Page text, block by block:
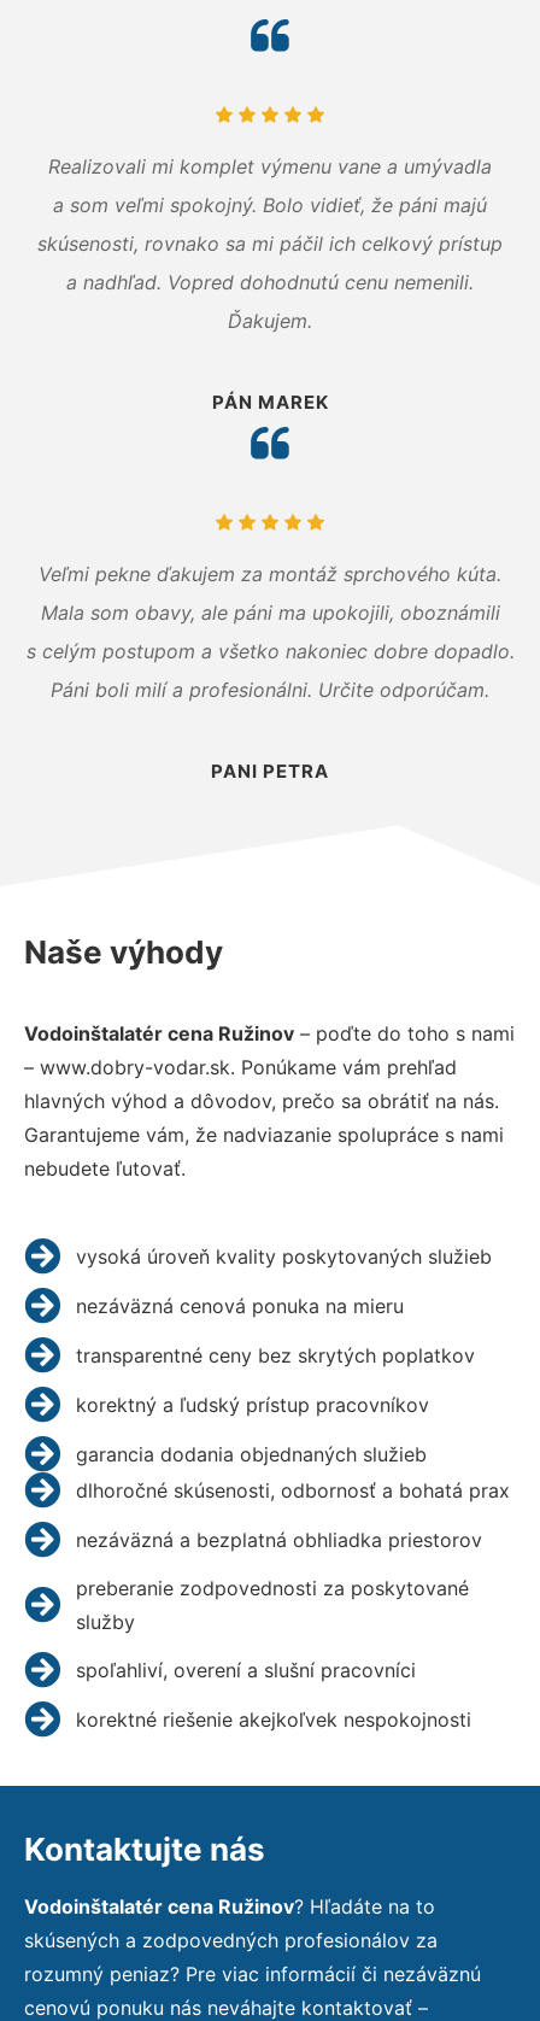
Realizovali mi komplet výmenu vane a umývadla
a som veľmi spokojný. Bolo vidieť, že páni majú
skúsenosti, rovnako sa mi páčil ich celkový prístup
a nadhľad. Vopred dohodnutú cenu nemenili.
Ďakujem.
PÁN MAREK
Veľmi pekne ďakujem za montáž sprchového kúta.
Mala som obavy, ale páni ma upokojili, oboznámili
s celým postupom a všetko nakoniec dobre dopadlo.
Páni boli milí a profesionálni. Určite odporúčam.
PANI PETRA
Naše výhody
Vodoinštalatér cena Ružinov – poďte do toho s nami
– www.dobry-vodar.sk. Ponúkame vám prehľad
hlavných výhod a dôvodov, prečo sa obrátiť na nás.
Garantujeme vám, že nadviazanie spolupráce s nami
nebudete ľutovať.
vysoká úroveň kvality poskytovaných služieb
nezáväzná cenová ponuka na mieru
transparentné ceny bez skrytých poplatkov
korektný a ľudský prístup pracovníkov
garancia dodania objednaných služieb
dlhoročné skúsenosti, odbornosť a bohatá prax
nezáväzná a bezplatná obhliadka priestorov
preberanie zodpovednosti za poskytované
služby
spoľahliví, overení a slušní pracovníci
korektné riešenie akejkoľvek nespokojnosti
Kontaktujte nás
Vodoinštalatér cena Ružinov? Hľadáte na to
skúsených a zodpovedných profesionálov za
rozumný peniaz? Pre viac informácií či nezáväznú
cenovú ponuku nás neváhajte kontaktovať –